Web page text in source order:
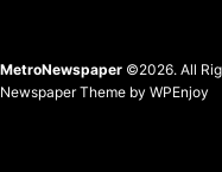
MetroNewspaper ©2026. All
Newspaper Theme by WPEnjoy